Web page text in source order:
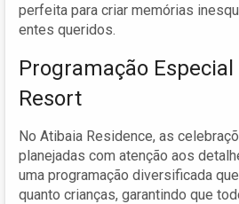
perfeita para criar memórias
entes queridos.
Programação
Resort
No Atibaia Residence, as
planejadas com atenção aos
uma programação diversificada
quanto crianças, garantindo que